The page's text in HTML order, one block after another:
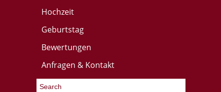
Hochzeit
Geburtstag
Bewertungen
Anfragen & Kontakt